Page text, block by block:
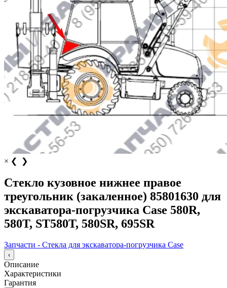
× ❮ ❯
Стекло кузовное нижнее правое
треугольник (закаленное) 85801630 для
экскаватора-погрузчика Case 580R,
580T, ST580T, 580SR, 695SR
Запчасти - Стекла для экскаватора-погрузчика Case
‹
Описание
Характеристики
Гарантия